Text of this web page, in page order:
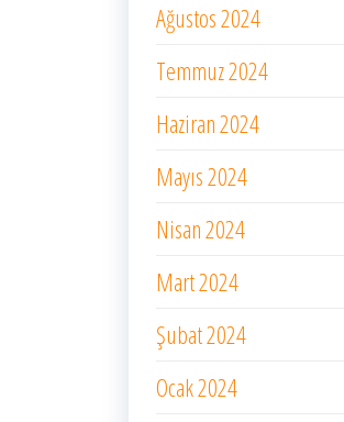
Ağustos 2024
Temmuz 2024
Haziran 2024
Mayıs 2024
Nisan 2024
Mart 2024
Şubat 2024
Ocak 2024